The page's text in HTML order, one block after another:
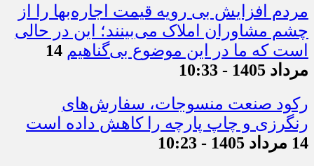
مردم افزایش بی رویه قیمت اجاره‌بها را از
چشم مشاوران املاک می‌بینند؛ این در حالی
است که ما در این موضوع بی‌گناهیم 14
مرداد 1405 - 10:33
رکود صنعت منسوجات، سفارش‌های
رنگرزی و چاپ پارچه را کاهش داده است
14 مرداد 1405 - 10:23